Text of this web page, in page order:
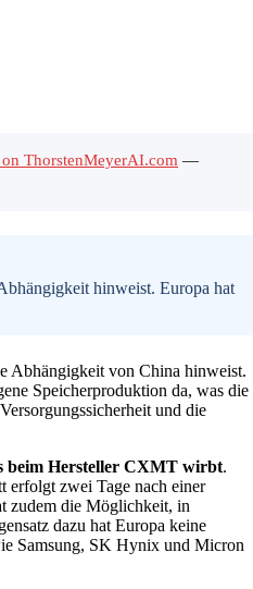
ThorstenMeyerAI.com —
hinweist. Europa hat
Abhängigkeit von China hinweist.
Speicherproduktion da, was die
und die
beim Hersteller CXMT wirbt.
erfolgt zwei Tage nach einer
zudem die Möglichkeit, in
dazu hat Europa keine
Samsung, SK Hynix und Micron